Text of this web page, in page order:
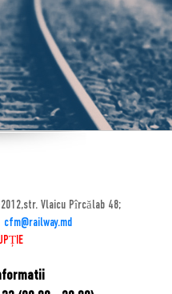
2012,str. Vlaicu Pîrcălab 48;
cfm@railway.md